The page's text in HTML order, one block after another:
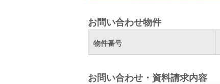
お問い合わせ物件
物件番号
お問い合わせ・資料請求内容